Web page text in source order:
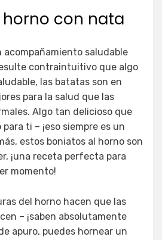
con nata
acompañamiento saludable
contraintuitivo que algo
las batatas son en
para la salud que las
Algo tan delicioso que
ti – ¡eso siempre es un
estos boniatos al horno son
¡una receta perfecta para
momento!
del horno hacen que las
– ¡saben absolutamente
apuro, puedes hornear un